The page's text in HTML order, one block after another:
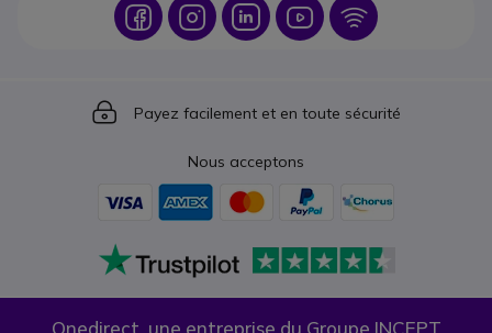
Icon IconIcon Icon Icon
Icon
Payez facilement et en toute sécurité
Nous acceptons